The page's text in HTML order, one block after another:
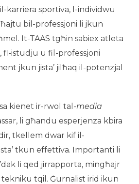
karriera sportiva, l-individwu
bil-professjoni li jkun
It-TAAS tgħin sabiex atleta
fl-istudju u fil-professjoni
jkun jista’ jilħaq il-potenzjal
kienet ir-rwol tal-media
li għandu esperjenza kbira
tkellem dwar kif il-
tkun effettiva. Importanti li
li qed jirrapporta, mingħajr
tqil. Ġurnalist irid ikun